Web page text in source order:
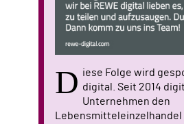
D iese Folge wird
digital. Seit 2014
Unternehmen den